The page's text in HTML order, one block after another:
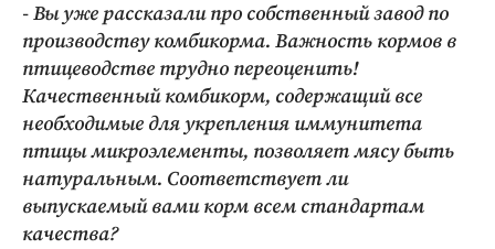
- Вы уже рассказали про собственный завод по
производству комбикорма. Важность кормов в
птицеводстве трудно переоценить!
Качественный комбикорм, содержащий все
необходимые для укрепления иммунитета
птицы микроэлементы, позволяет мясу быть
натуральным. Соответствует ли
выпускаемый вами корм всем стандартам
качества?